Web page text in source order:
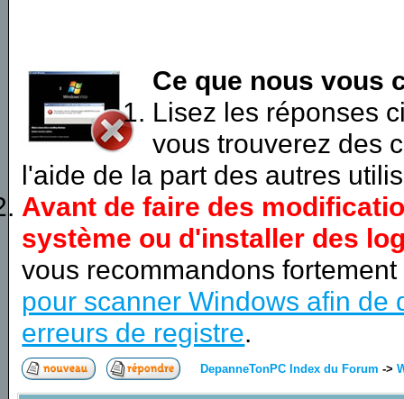
Ce que nous vous
Lisez les réponses
vous trouverez des
l'aide de la part des autres
Avant de faire des
système ou d'installer des
vous recommandons
pour scanner Windows afin de
erreurs de registre.
DepanneTonPC Index du Forum ->